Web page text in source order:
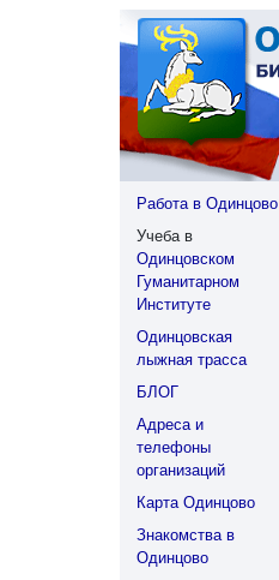
Работа в Одинцово
Учеба в
Одинцовском
Гуманитарном
Институте
Одинцовская
лыжная трасса
БЛОГ
Адреса и
телефоны
организаций
Карта Одинцово
Знакомства в
Одинцово